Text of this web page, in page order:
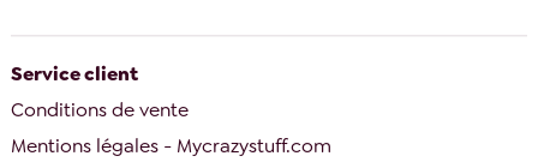
Service client
Conditions de vente
Mentions légales - Mycrazystuff.com